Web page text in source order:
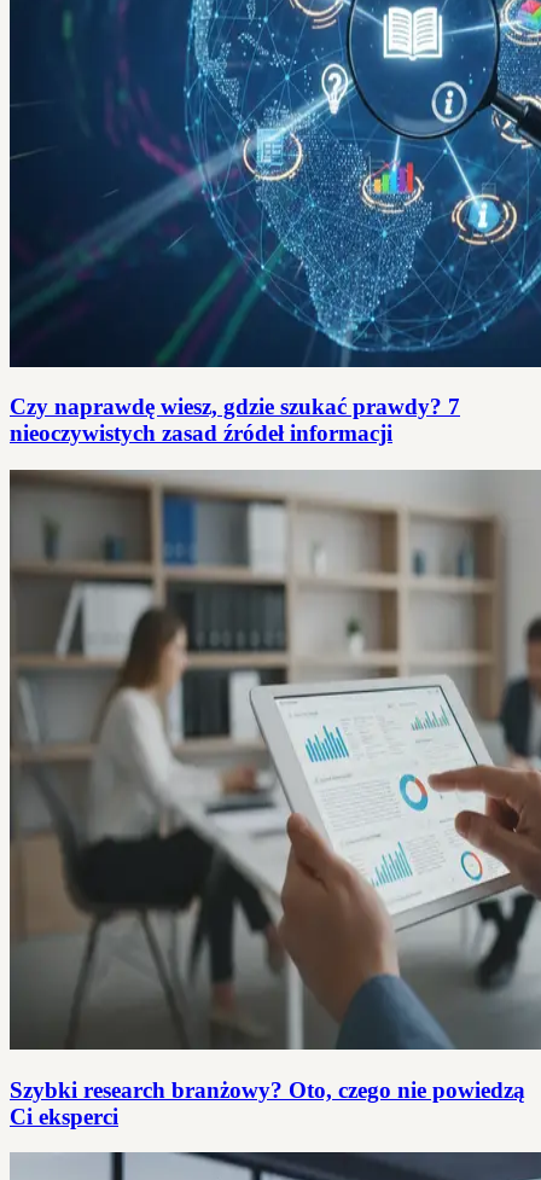
Czy naprawdę wiesz, gdzie szukać prawdy? 7
nieoczywistych zasad źródeł informacji
Szybki research branżowy? Oto, czego nie powiedzą
Ci eksperci